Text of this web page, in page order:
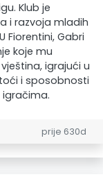
Klub je
i razvoja mladih
Fiorentini, Gabri
koje mu
igrajući u
i sposobnosti
prije 630d